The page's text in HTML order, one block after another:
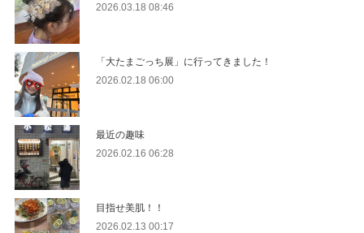
2026.03.18 08:46
「大たまごっち展」に行ってきました！
2026.02.18 06:00
最近の趣味
2026.02.16 06:28
目指せ美肌！！
2026.02.13 00:17